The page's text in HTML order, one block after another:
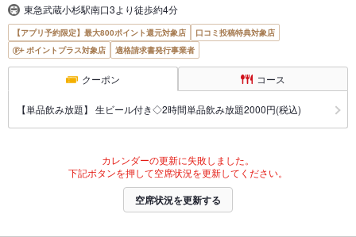
東急武蔵小杉駅南口3より徒歩約4分
【アプリ予約限定】最大800ポイント還元対象店
口コミ投稿特典対象店
ポイントプラス対象店
適格請求書発行事業者
クーポン コース
【単品飲み放題】 生ビール付き◇2時間単品飲み放題2000円(税込)
カレンダーの更新に失敗しました。
下記ボタンを押して空席状況を更新してください。
空席状況を更新する